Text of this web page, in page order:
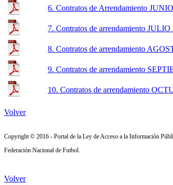
6. Contratos de Arrendamiento
7. Contratos de arrendamiento JULIO
8. Contratos de arrendamiento
9. Contratos de arrendamiento
10. Contratos de arrendamiento
Volver
Copyright © 2016 - Portal de la Ley de Acceso a la Información
Federación Nacional de Futbol.
Volver